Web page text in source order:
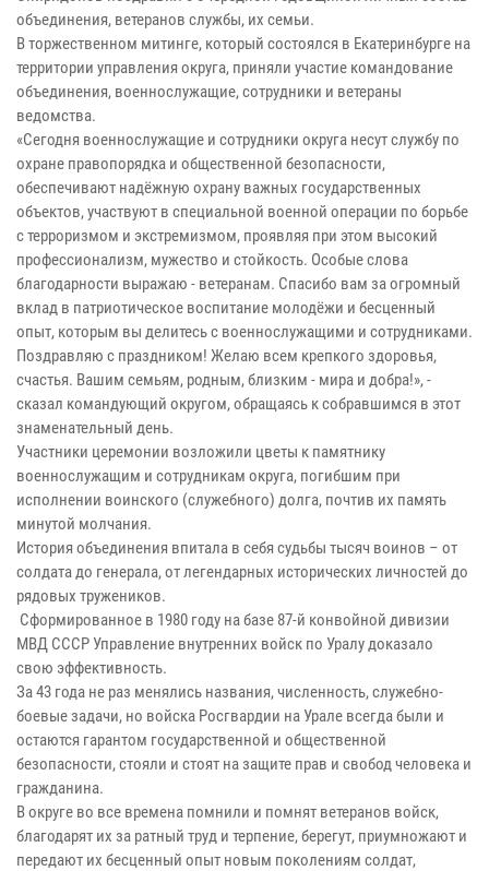
объединения, ветеранов службы, их семьи.
В торжественном митинге, который состоялся в Екатеринбурге на
территории управления округа, приняли участие командование
объединения, военнослужащие, сотрудники и ветераны
ведомства.
«Сегодня военнослужащие и сотрудники округа несут службу по
охране правопорядка и общественной безопасности,
обеспечивают надёжную охрану важных государственных
объектов, участвуют в специальной военной операции по борьбе
с терроризмом и экстремизмом, проявляя при этом высокий
профессионализм, мужество и стойкость. Особые слова
благодарности выражаю - ветеранам. Спасибо вам за огромный
вклад в патриотическое воспитание молодёжи и бесценный
опыт, которым вы делитесь с военнослужащими и сотрудниками.
Поздравляю с праздником! Желаю всем крепкого здоровья,
счастья. Вашим семьям, родным, близким - мира и добра!», -
сказал командующий округом, обращаясь к собравшимся в этот
знаменательный день.
Участники церемонии возложили цветы к памятнику
военнослужащим и сотрудникам округа, погибшим при
исполнении воинского (служебного) долга, почтив их память
минутой молчания.
История объединения впитала в себя судьбы тысяч воинов – от
солдата до генерала, от легендарных исторических личностей до
рядовых тружеников.
Сформированное в 1980 году на базе 87-й конвойной дивизии
МВД СССР Управление внутренних войск по Уралу доказало
свою эффективность.
За 43 года не раз менялись названия, численность, служебно-
боевые задачи, но войска Росгвардии на Урале всегда были и
остаются гарантом государственной и общественной
безопасности, стояли и стоят на защите прав и свобод человека и
гражданина.
В округе во все времена помнили и помнят ветеранов войск,
благодарят их за ратный труд и терпение, берегут, приумножают и
передают их бесценный опыт новым поколениям солдат,